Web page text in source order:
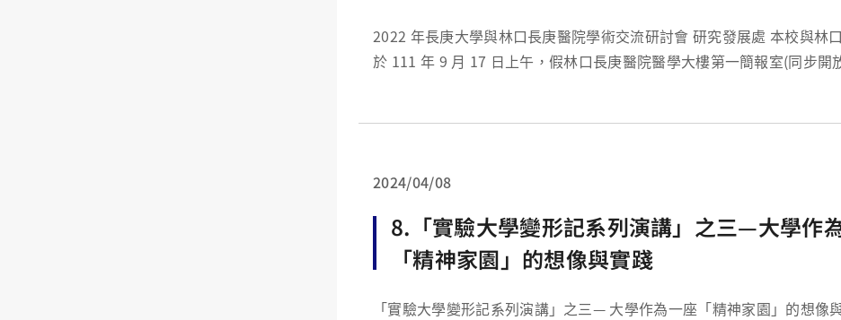
2022 年長庚大學與林口長庚醫院學術交流研討會 研究發展處 本校與林口長庚醫院
於 111 年 9 月 17 日上午，假林口長庚醫院醫學大樓第一簡報室(同步開放視訊
2024/04/08
8.「實驗大學變形記系列演講」之三—大學作
「精神家園」的想像與實踐
「實驗大學變形記系列演講」之三— 大學作為一座「精神家園」的想像與實踐 工